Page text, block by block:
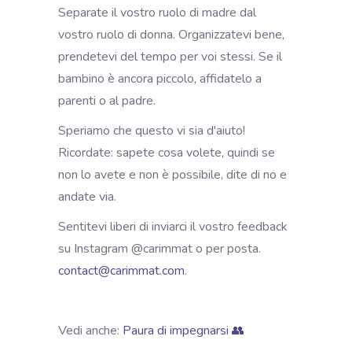
Separate il vostro ruolo di madre dal
vostro ruolo di donna. Organizzatevi bene,
prendetevi del tempo per voi stessi. Se il
bambino è ancora piccolo, affidatelo a
parenti o al padre.
Speriamo che questo vi sia d'aiuto!
Ricordate: sapete cosa volete, quindi se
non lo avete e non è possibile, dite di no e
andate via.
Sentitevi liberi di inviarci il vostro feedback
su Instagram @carimmat o per posta.
contact@carimmat.com.
Vedi anche: Paura di impegnarsi 👥